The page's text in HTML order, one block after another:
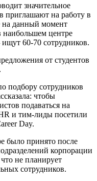
значительное
приглашают на работу в
данный момент
наибольшем центре
60-70 сотрудников.
от студентов
подбору сотрудников
чтобы
подаваться на
и тим-лиды посетили
Day.
было принято после
корпорации
не планирует
сотрудников.